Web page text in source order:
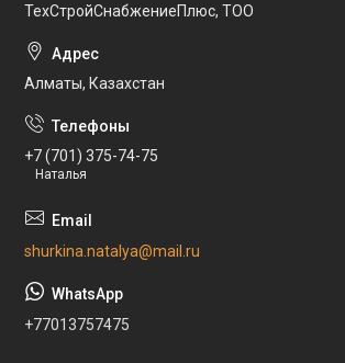
ТехСтройСнабжениеПлюс, ТОО
Алматы, Казахстан
+7 (701) 375-74-75
Наталья
shurkina.natalya@mail.ru
+77013757475